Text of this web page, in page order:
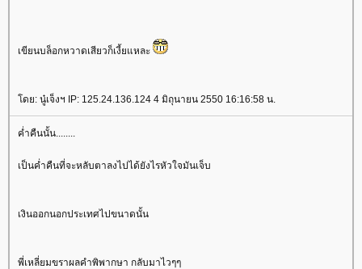
เขียนบล็อกหวาดเสียวก็เงี้ยแหละ
ดย: นู๋เจ็งฯ IP: 125.24.136.124 4 มิถุนายน 2550 16:16:58 น.
ค่ำคืนนั้น........
เป็นค่ำคืนที่จะหลับตาลงไปได้ยังไรหัวใจมันเจ็บ
เงินออกนอกประเทศไปขนาดนั้น
พี่เหลี่ยมขราผลคำพิพากษา กลับมาไวๆๆ